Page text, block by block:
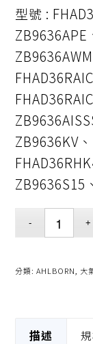
型號 :
ZB9636APE
ZB9636KV
ZB9636S15
分類:AHLBORN 大
描述